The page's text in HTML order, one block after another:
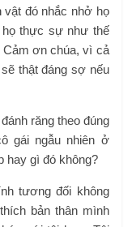
đó nhắc nhở họ
họ thực sự như thế
Cảm ơn chúa, vì cả
thật đáng sợ nếu
răng theo đúng
gái ngẫu nhiên ở
hay gì đó không?
tương đối không
bản thân mình